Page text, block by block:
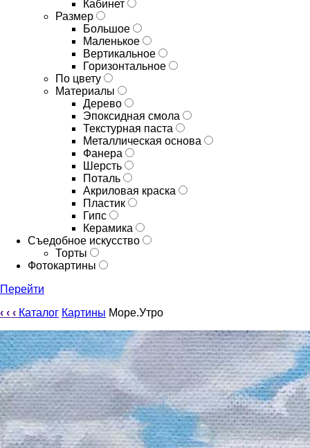
Кабинет
Размер
Большое
Маленькое
Вертикальное
Горизонтальное
По цвету
Материалы
Дерево
Эпоксидная смола
Текстурная паста
Металлическая основа
Фанера
Шерсть
Поталь
Акриловая краска
Пластик
Гипс
Керамика
Съедобное искусство
Торты
Фотокартины
Перейти
‹ ‹ ‹ Каталог Картины Море.Утро